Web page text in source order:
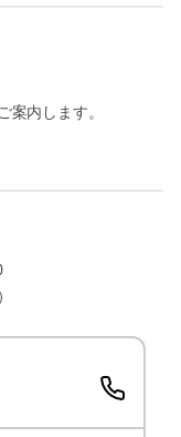
ズ)
Always On)
内します。